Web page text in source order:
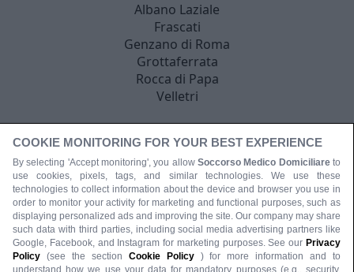
Albano Laziale
Frascati
Genzano di Roma
Grottaferrata
Rocca di Papa
Velletri
COOKIE MONITORING FOR YOUR BEST EXPERIENCE
By selecting 'Accept monitoring', you allow Soccorso Medico Domiciliare to
use cookies, pixels, tags, and similar technologies. We use these
technologies to collect information about the device and browser you use in
order to monitor your activity for marketing and functional purposes, such as
displaying personalized ads and improving the site. Our company may share
such data with third parties, including social media advertising partners like
Google, Facebook, and Instagram for marketing purposes. See our Privacy
Policy (see the section Cookie Policy
) for more information and to
understand how we use your data for mandatory purposes (e.g., security,